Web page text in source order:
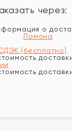
через:
о
Помона
(бесплатно)